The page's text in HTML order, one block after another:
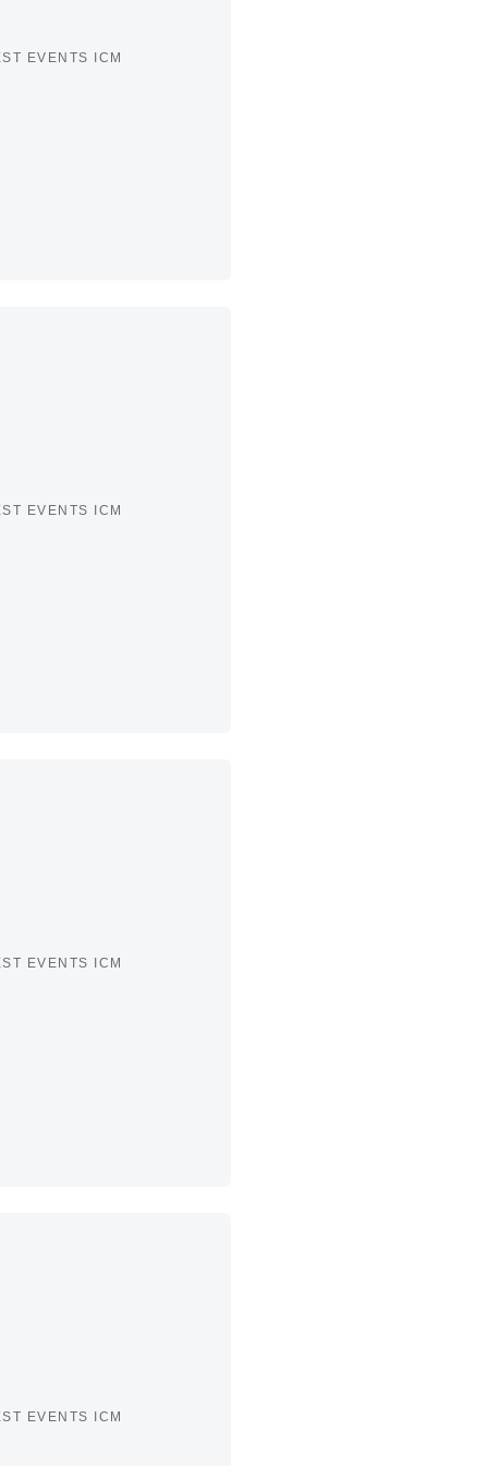
EVENTS ICM
EVENTS ICM
EVENTS ICM
EVENTS ICM